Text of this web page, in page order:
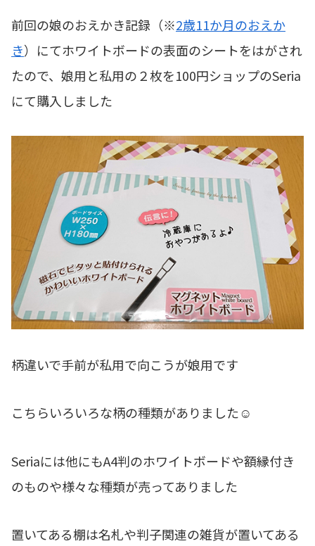
前回の娘のおえかき記録（※2歳11か月のおえか
き）にてホワイトボードの表面のシートをはがされ
たので、娘用と私用の２枚を100円ショップのSeria
にて購入しました
柄違いで手前が私用で向こうが娘用です
こちらいろいろな柄の種類がありました☺
Seriaには他にもA4判のホワイトボードや額縁付き
のものや様々な種類が売ってありました
置いてある棚は名札や判子関連の雑貨が置いてある